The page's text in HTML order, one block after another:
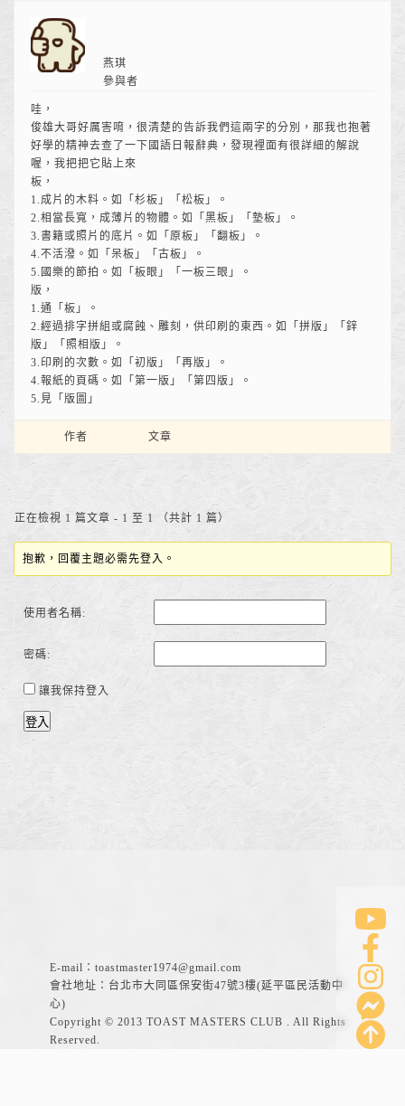
燕琪
參與者
哇，
俊雄大哥好厲害唷，很清楚的告訴我們這兩字的分別，那我也抱著
好學的精神去查了一下國語日報辭典，發現裡面有很詳細的解說
喔，我把把它貼上來
板，
1.成片的木料。如「杉板」「松板」。
2.相當長寬，成薄片的物體。如「黑板」「墊板」。
3.書籍或照片的底片。如「原板」「翻板」。
4.不活潑。如「呆板」「古板」。
5.國樂的節拍。如「板眼」「一板三眼」。
版，
1.通「板」。
2.經過排字拼組或腐蝕、雕刻，供印刷的東西。如「拼版」「鋅
版」「照相版」。
3.印刷的次數。如「初版」「再版」。
4.報紙的頁碼。如「第一版」「第四版」。
5.見「版圖」
作者 文章
正在檢視 1 篇文章 - 1 至 1 （共計 1 篇）
抱歉，回覆主題必需先登入。
使用者名稱:
密碼:
讓我保持登入
登入
E-mail： toastmaster1974@gmail.com
會社地址：台北市大同區保安街47號3樓(延平區民活動中
心)
Copyright © 2013 TOAST MASTERS CLUB . All Rights
Reserved.